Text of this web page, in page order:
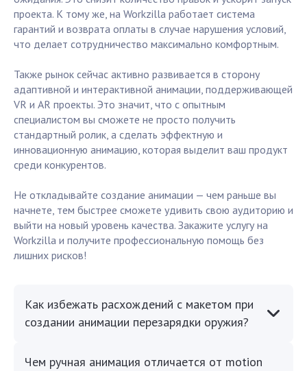
проекта. К тому же, на Workzilla работает система
гарантий и возврата оплаты в случае нарушения условий,
что делает сотрудничество максимально комфортным.
Также рынок сейчас активно развивается в сторону
адаптивной и интерактивной анимации, поддерживающей
VR и AR проекты. Это значит, что с опытным
специалистом вы сможете не просто получить
стандартный ролик, а сделать эффектную и
инновационную анимацию, которая выделит ваш продукт
среди конкурентов.
Не откладывайте создание анимации — чем раньше вы
начнете, тем быстрее сможете удивить свою аудиторию и
выйти на новый уровень качества. Закажите услугу на
Workzilla и получите профессиональную помощь без
лишних рисков!
Как избежать расхождений с макетом при
создании анимации перезарядки оружия?
Чем ручная анимация отличается от motion